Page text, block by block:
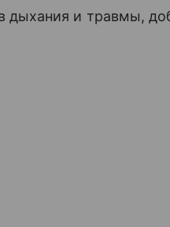
дыхания и травмы,